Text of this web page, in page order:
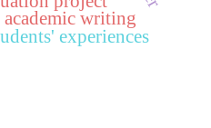
experiences
academic writing